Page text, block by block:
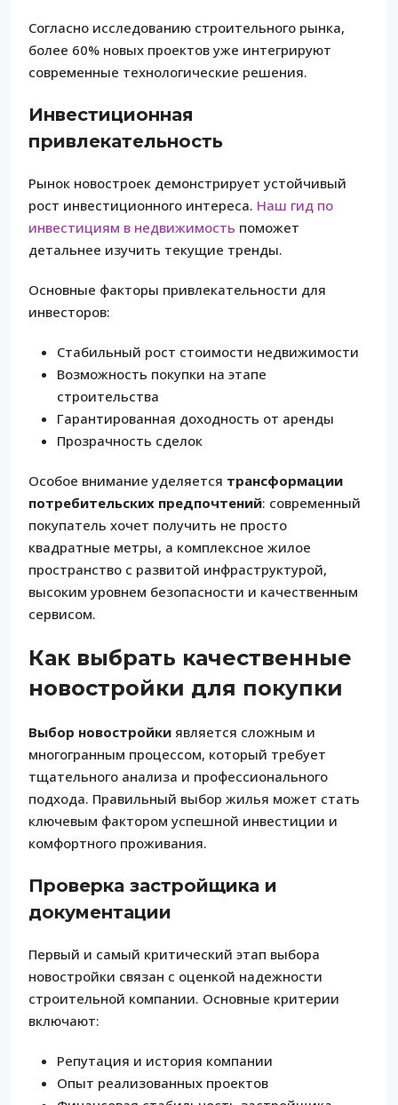
Согласно исследованию строительного рынка,
более 60% новых проектов уже интегрируют
современные технологические решения.
Инвестиционная
привлекательность
Рынок новостроек демонстрирует устойчивый
рост инвестиционного интереса. Наш гид по
инвестициям в недвижимость поможет
детальнее изучить текущие тренды.
Основные факторы привлекательности для
инвесторов:
Стабильный рост стоимости недвижимости
Возможность покупки на этапе
строительства
Гарантированная доходность от аренды
Прозрачность сделок
Особое внимание уделяется трансформации
потребительских предпочтений: современный
покупатель хочет получить не просто
квадратные метры, а комплексное жилое
пространство с развитой инфраструктурой,
высоким уровнем безопасности и качественным
сервисом.
Как выбрать качественные
новостройки для покупки
Выбор новостройки является сложным и
многогранным процессом, который требует
тщательного анализа и профессионального
подхода. Правильный выбор жилья может стать
ключевым фактором успешной инвестиции и
комфортного проживания.
Проверка застройщика и
документации
Первый и самый критический этап выбора
новостройки связан с оценкой надежности
строительной компании. Основные критерии
включают:
Репутация и история компании
Опыт реализованных проектов